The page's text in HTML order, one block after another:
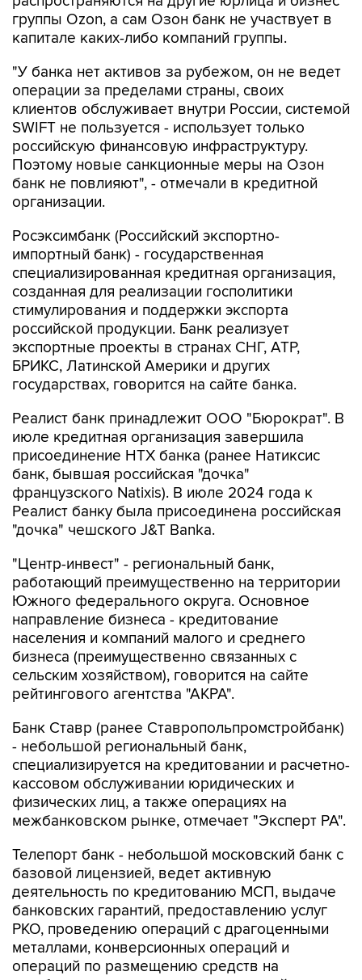
капитале каких-либо компаний группы.
"У банка нет активов за рубежом, он не ведет
клиентов обслуживает внутри России, системой
SWIFT не пользуется - использует только
российскую финансовую инфраструктуру.
Поэтому новые санкционные меры на Озон
банк не повлияют", - отмечали в кредитной
организации.
Росэксимбанк (Российский экспортно-
специализированная кредитная организация,
созданная для реализации госполитики
стимулирования и поддержки экспорта
российской продукции. Банк реализует
экспортные проекты в странах СНГ, АТР,
БРИКС, Латинской Америки и других
государствах, говорится на сайте банка.
Реалист банк принадлежит ООО "Бюрократ". В
присоединение НТХ банка (ранее Натиксис
банк, бывшая российская "дочка"
французского Natixis). В июле 2024 года к
Реалист банку была присоединена российская
"дочка" чешского J&T Banka.
"Центр-инвест" - региональный банк,
Южного федерального округа. Основное
направление бизнеса - кредитование
населения и компаний малого и среднего
бизнеса (преимущественно связанных с
сельским хозяйством), говорится на сайте
рейтингового агентства "АКРА".
Банк Ставр (ранее Ставропольпромстройбанк)
специализируется на кредитовании и расчетно-
кассовом обслуживании юридических и
физических лиц, а также операциях на
межбанковском рынке, отмечает "Эксперт РА".
Телепорт банк - небольшой московский банк с
деятельность по кредитованию МСП, выдаче
банковских гарантий, предоставлению услуг
РКО, проведению операций с драгоценными
металлами, конверсионных операций и
операций по размещению средств на
межбанковском рынке, сказано на сайте
"АКРА".